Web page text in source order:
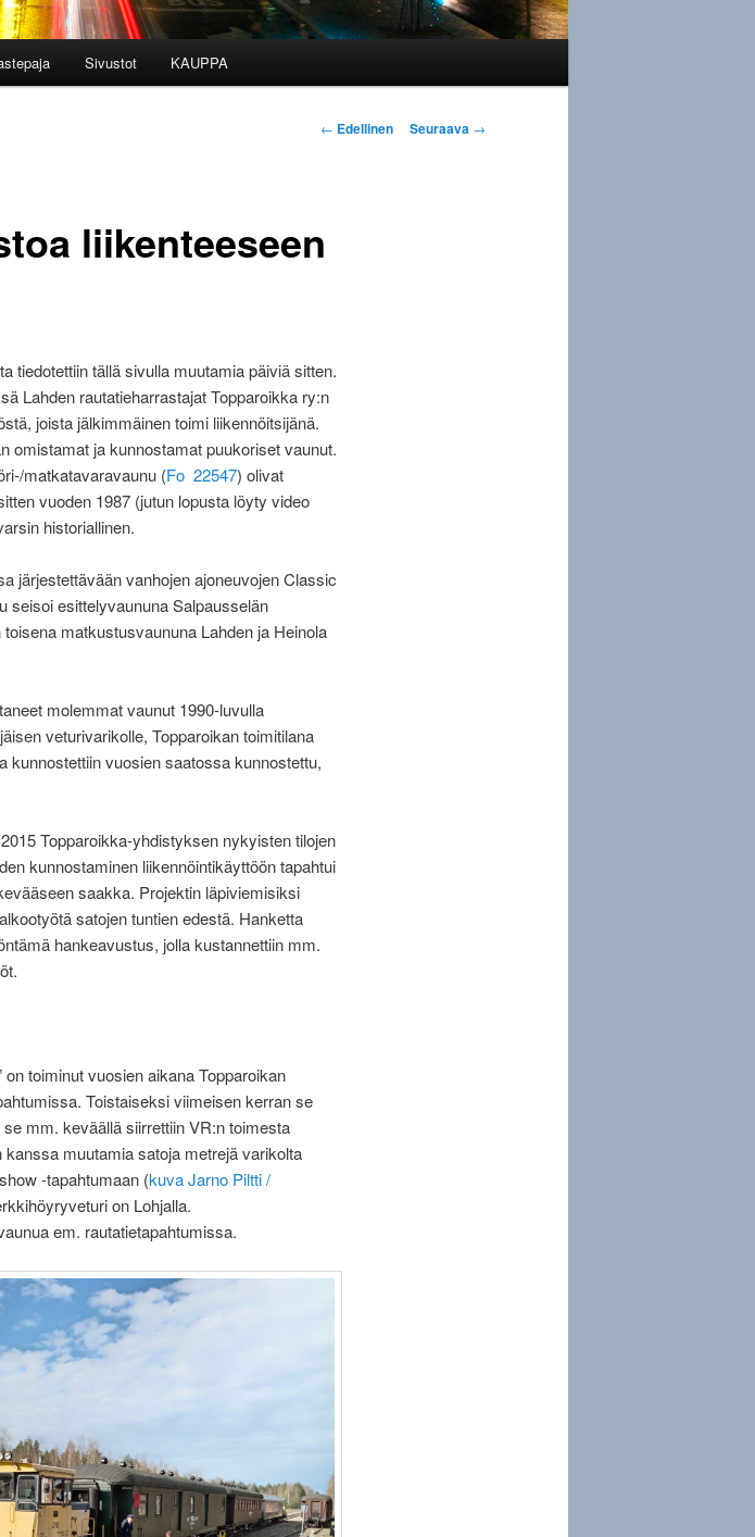
Sivustot KAUPPA
Artikkelien
← Edellinen Seuraava →
liikenteeseen
tiedotettiin tällä sivulla muutamia päiviä sitten.
Lahden rautatieharrastajat Topparoikka ry:n
joista jälkimmäinen toimi liikennöitsijänä.
omistamat ja kunnostamat puukoriset vaunut.
matkatavaravaunu (Fo 22547) olivat
vuoden 1987 (jutun lopusta löyty video
historiallinen.
järjestettävään vanhojen ajoneuvojen Classic
seisoi esittelyvaununa Salpausselän
matkustusvaununa Lahden ja Heinola
molemmat vaunut 1990-luvulla
veturivarikolle, Topparoikan toimitilana
kunnostettiin vuosien saatossa kunnostettu,
Topparoikka-yhdistyksen nykyisten tilojen
kunnostaminen liikennöintikäyttöön tapahtui
saakka. Projektin läpiviemisiksi
satojen tuntien edestä. Hanketta
hankeavustus, jolla kustannettiin mm.
toiminut vuosien aikana Topparoikan
Toistaiseksi viimeisen kerran se
mm. keväällä siirrettiin VR:n toimesta
muutamia satoja metrejä varikolta
-tapahtumaan (kuva Jarno Piltti /
on Lohjalla.
em. rautatietapahtumissa.